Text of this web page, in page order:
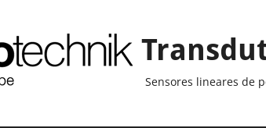
Sensores lineares de